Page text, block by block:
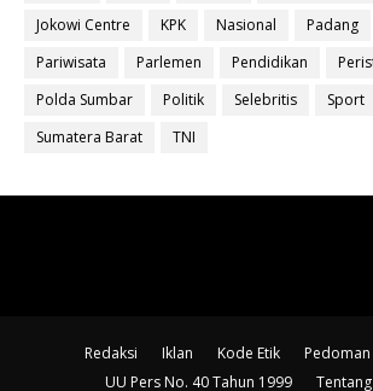
Jokowi Centre
KPK Nasional Padang
Pariwisata
Parlemen Pendidikan
Polda Sumbar
Politik Selebritis
Sport
Sumatera Barat
TNI
Redaksi Iklan Kode Etik
UU Pers No. 40 Tahun 1999
Tentang